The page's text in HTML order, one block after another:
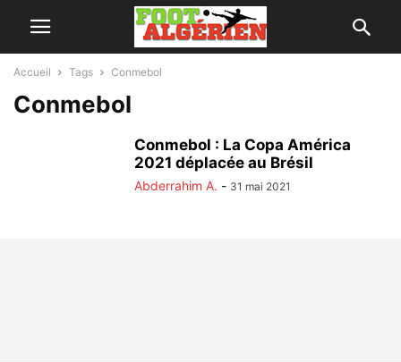
Accueil Tags Conmebol
Conmebol
Conmebol : La Copa América
2021 déplacée au Brésil
Abderrahim A. - 31 mai 2021